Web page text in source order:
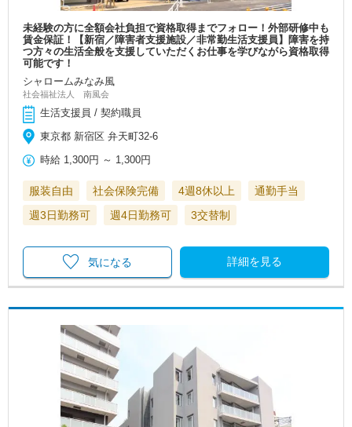
未経験の方に全額会社負担で資格取得までフォロー！外部研修中も
賃金保証！【新宿／障害者支援施設／非常勤生活支援員】障害を持
つ方々の生活全般を支援していただくお仕事を学びながら資格取得
可能です！
シャロームみなみ風
社会福祉法人 南風会
生活支援員 / 契約職員
東京都 新宿区 弁天町32-6
時給 1,300円 ～ 1,300円
服装自由 社会保険完備 4週8休以上
通勤手当
週3日勤務可
週4日勤務可 3交替制
詳細を見る
気になる